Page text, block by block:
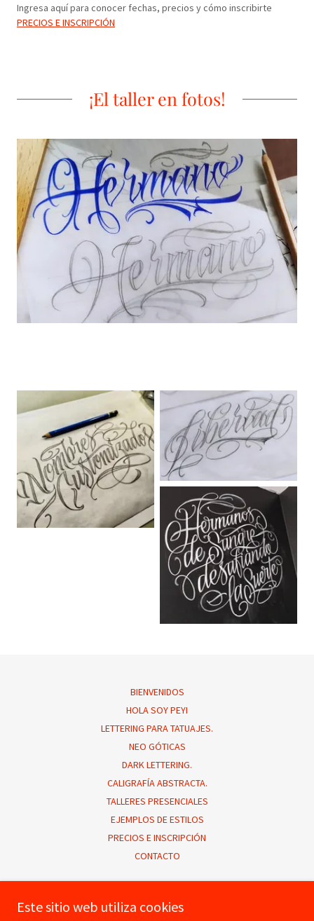
Ingresa aquí para conocer fechas, precios y cómo inscribirte
PRECIOS E INSCRIPCIÓN
¡El taller en fotos!
BIENVENIDOS
HOLA SOY PEYI
LETTERING PARA TATUAJES.
NEO GÓTICAS
DARK LETTERING.
CALIGRAFÍA ABSTRACTA.
TALLERES PRESENCIALES
EJEMPLOS DE ESTILOS
PRECIOS E INSCRIPCIÓN
CONTACTO
Peyi / Lettering y Caligrafía
Este sitio web utiliza cookies